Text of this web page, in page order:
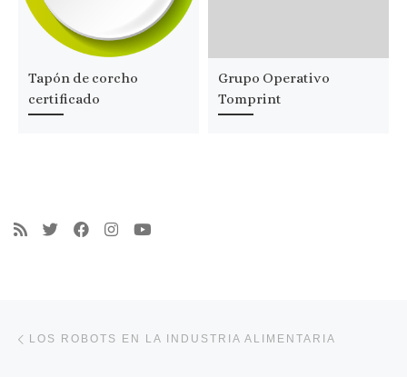
Tapón de corcho
certificado
Grupo Operativo
Tomprint
LOS ROBOTS EN LA INDUSTRIA ALIMENTARIA